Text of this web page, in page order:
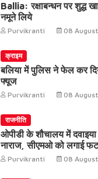
Ballia: रक्षाबन्धन पर शुद्ध
नमूने लिये
Purvikranti 08
क्राइम
बलिया में पुलिस ने फेल कर
फ्यूज
Purvikranti 08
राजनीति
ओपीडी के शौचालय में
नाराज, सीएमओ को लगाई
Purvikranti 08